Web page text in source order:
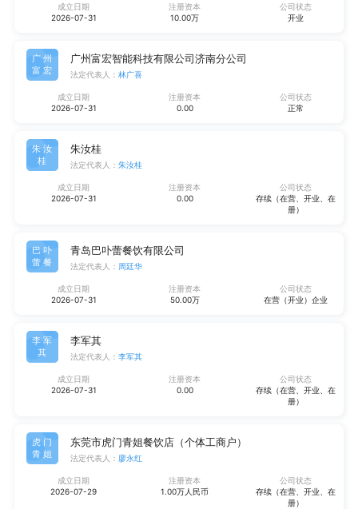
成立日期
2026-07-31
注册资本
10.00万
公司状态
开业
广州
富宏
广州富宏智能科技有限公司济南分公司
法定代表人： 林广喜
成立日期
2026-07-31
注册资本
0.00
公司状态
正常
朱汝
桂
朱汝桂
法定代表人： 朱汝桂
成立日期
2026-07-31
注册资本
0.00
公司状态
存续（在营、开业、在
册）
巴卟
蕾餐
青岛巴卟蕾餐饮有限公司
法定代表人： 周廷华
成立日期
2026-07-31
注册资本
50.00万
公司状态
在营（开业）企业
李军
其
李军其
法定代表人： 李军其
成立日期
2026-07-31
注册资本
0.00
公司状态
存续（在营、开业、在
册）
虎门
青姐
东莞市虎门青姐餐饮店（个体工商户）
法定代表人： 廖永红
成立日期
2026-07-29
注册资本
1.00万人民币
公司状态
存续（在营、开业、在
册）